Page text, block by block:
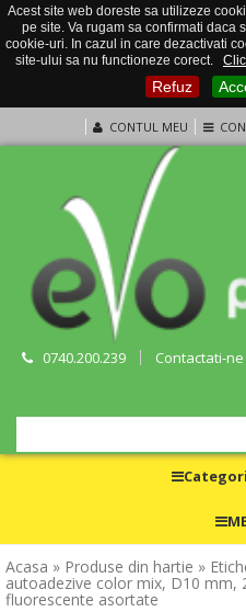
Acest site web doreste sa utilizeze
pe site. Va rugam sa confirmati daca
cookie-uri. In cazul in care dezactivati
site-ului sa nu functioneze corect.
Refuz
CONTUL MEU
0740.200.239 Contactati-ne
Acasa » Produse din hartie »
autoadezive color mix, D10 mm,
fluorescente asortate